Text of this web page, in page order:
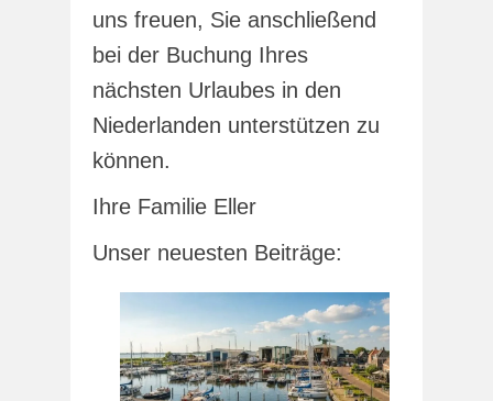
uns freuen, Sie anschließend
bei der Buchung Ihres
nächsten Urlaubes in den
Niederlanden unterstützen zu
können.
Ihre Familie Eller
Unser neuesten Beiträge: